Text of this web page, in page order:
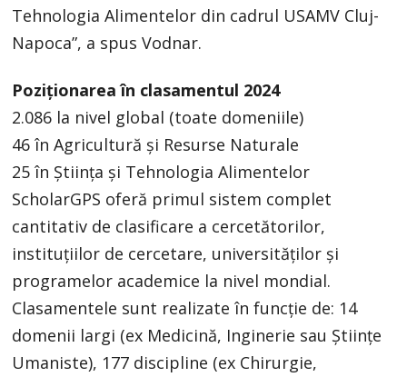
Tehnologia Alimentelor din cadrul USAMV Cluj-
Napoca”, a spus Vodnar.
Poziționarea în clasamentul 2024
2.086 la nivel global (toate domeniile)
46 în Agricultură și Resurse Naturale
25 în Știința și Tehnologia Alimentelor
ScholarGPS oferă primul sistem complet
cantitativ de clasificare a cercetătorilor,
instituțiilor de cercetare, universităților și
programelor academice la nivel mondial.
Clasamentele sunt realizate în funcție de: 14
domenii largi (ex Medicină, Inginerie sau Științe
Umaniste), 177 discipline (ex Chirurgie,